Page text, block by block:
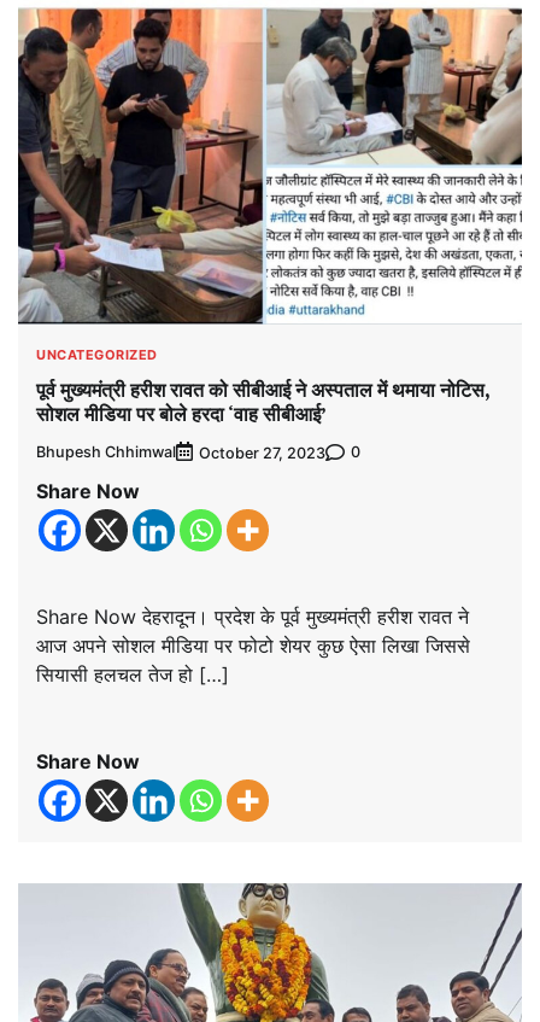
UNCATEGORIZED
पूर्व मुख्यमंत्री हरीश रावत को सीबीआई ने अस्पताल में थमाया नोटिस,
सोशल मीडिया पर बोले हरदा ‘वाह सीबीआई’
Bhupesh Chhimwal October 27, 2023 0
Share Now
Share Now देहरादून। प्रदेश के पूर्व मुख्यमंत्री हरीश रावत ने
आज अपने सोशल मीडिया पर फोटो शेयर कुछ ऐसा लिखा जिससे
सियासी हलचल तेज हो […]
Share Now